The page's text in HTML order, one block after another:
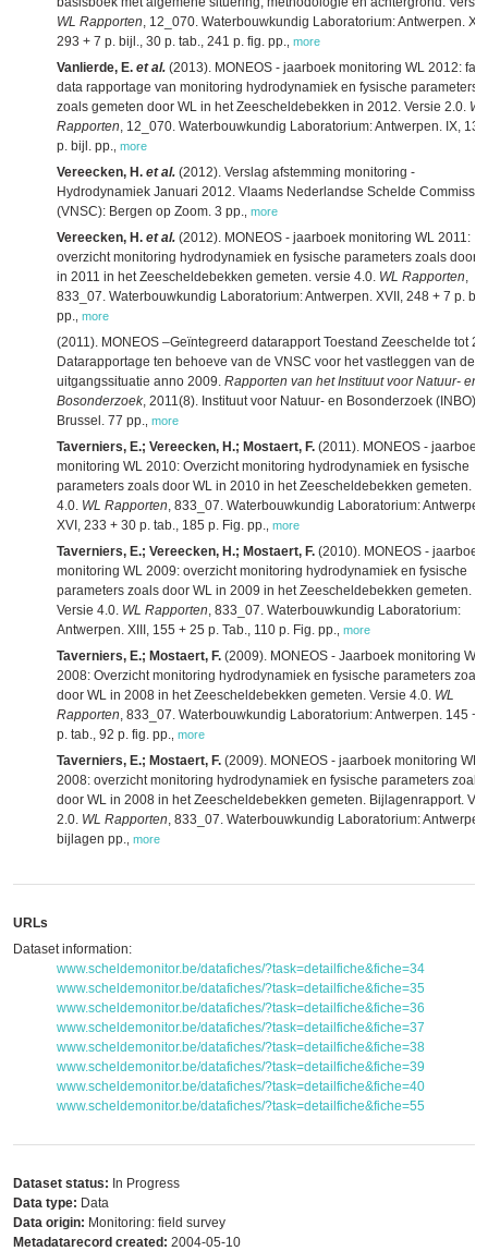
WL Rapporten, 12_070. Waterbouwkundig Laboratorium: Antwerpen.
293 + 7 p. bijl., 30 p. tab., 241 p. fig. pp. more
Vanlierde, E. et al. (2013). MONEOS - jaarboek monitoring WL 2012:
data rapportage van monitoring hydrodynamiek en fysische parameters
zoals gemeten door WL in het Zeescheldebekken in 2012. Versie 2.0. WL
Rapporten, 12_070. Waterbouwkundig Laboratorium: Antwerpen. IX,
p. bijl. pp. more
Vereecken, H. et al. (2012). Verslag afstemming monitoring -
Hydrodynamiek Januari 2012. Vlaams Nederlandse Schelde Commissie
(VNSC): Bergen op Zoom. 3 pp. more
Vereecken, H. et al. (2012). MONEOS - jaarboek monitoring WL 2011:
overzicht monitoring hydrodynamiek en fysische parameters zoals door
in 2011 in het Zeescheldebekken gemeten. versie 4.0. WL Rapporten,
833_07. Waterbouwkundig Laboratorium: Antwerpen. XVII, 248 + 7 p. bijl.
pp. more
(2011). MONEOS –Geïntegreerd datarapport Toestand Zeeschelde tot
Datarapportage ten behoeve van de VNSC voor het vastleggen van de
uitgangssituatie anno 2009. Rapporten van het Instituut voor Natuur- en
Bosonderzoek, 2011(8). Instituut voor Natuur- en Bosonderzoek (INBO):
Brussel. 77 pp. more
Taverniers, E.; Vereecken, H.; Mostaert, F. (2011). MONEOS - jaarboek
monitoring WL 2010: Overzicht monitoring hydrodynamiek en fysische
parameters zoals door WL in 2010 in het Zeescheldebekken gemeten.
4.0. WL Rapporten, 833_07. Waterbouwkundig Laboratorium:
XVI, 233 + 30 p. tab., 185 p. Fig. pp. more
Taverniers, E.; Vereecken, H.; Mostaert, F. (2010). MONEOS - jaarboek
monitoring WL 2009: overzicht monitoring hydrodynamiek en fysische
parameters zoals door WL in 2009 in het Zeescheldebekken gemeten.
Versie 4.0. WL Rapporten, 833_07. Waterbouwkundig Laboratorium:
Antwerpen. XIII, 155 + 25 p. Tab., 110 p. Fig. pp. more
Taverniers, E.; Mostaert, F. (2009). MONEOS - Jaarboek monitoring WL
2008: Overzicht monitoring hydrodynamiek en fysische parameters zoals
door WL in 2008 in het Zeescheldebekken gemeten. Versie 4.0. WL
Rapporten, 833_07. Waterbouwkundig Laboratorium: Antwerpen. 145 +
p. tab., 92 p. fig. pp. more
Taverniers, E.; Mostaert, F. (2009). MONEOS - jaarboek monitoring WL
2008: overzicht monitoring hydrodynamiek en fysische parameters zoals
door WL in 2008 in het Zeescheldebekken gemeten. Bijlagenrapport.
2.0. WL Rapporten, 833_07. Waterbouwkundig Laboratorium:
bijlagen pp. more
URLs
Dataset information:
www.scheldemonitor.be/datafiches/?task=detailfiche&fiche=34
www.scheldemonitor.be/datafiches/?task=detailfiche&fiche=35
www.scheldemonitor.be/datafiches/?task=detailfiche&fiche=36
www.scheldemonitor.be/datafiches/?task=detailfiche&fiche=37
www.scheldemonitor.be/datafiches/?task=detailfiche&fiche=38
www.scheldemonitor.be/datafiches/?task=detailfiche&fiche=39
www.scheldemonitor.be/datafiches/?task=detailfiche&fiche=40
www.scheldemonitor.be/datafiches/?task=detailfiche&fiche=55
Dataset status: In Progress
Data type: Data
Data origin: Monitoring: field survey
Metadatarecord created: 2004-05-10